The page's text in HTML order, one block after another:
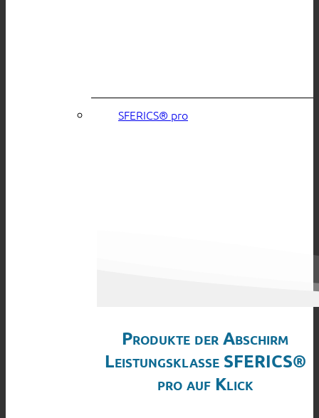
SFERICS® pro
Produkte der Abschirm
Leistungsklasse SFERICS®
pro auf Klick